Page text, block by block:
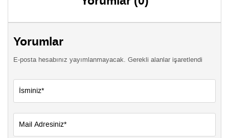
Yorumlar
E-posta hesabınız yayımlanmayacak. Gerekli alanlar işaretlendi